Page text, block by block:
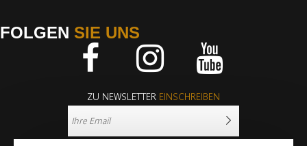
FOLGEN SIE UNS
ZU NEWSLETTER EINSCHREIBEN